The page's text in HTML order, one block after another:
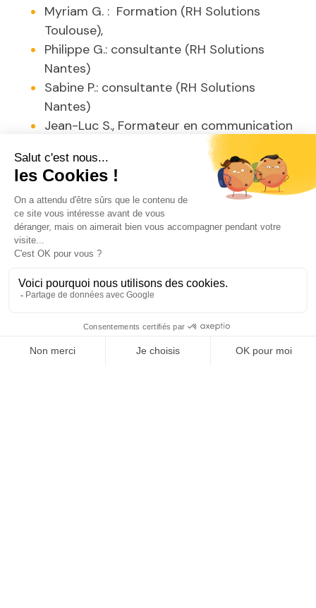
Myriam G. : Formation (RH Solutions
Toulouse),
Philippe G.: consultante (RH Solutions
Nantes)
Sabine P.: consultante (RH Solutions
Nantes)
Jean-Luc S., Formateur en communication
orale, écrite, et en développement
personnel (RH Solutions Paris)
Stéphanie C.: Formateur (RH Solutions
Nantes)
Stéphanie D. : Formatrice (RH Solutions
Patricia S : formation commerciale (RH
Solutions Saint-Nazaire),
Maxime G : formation management et de
Dominique D. : Formateur (RH Solutions
Toulouse)